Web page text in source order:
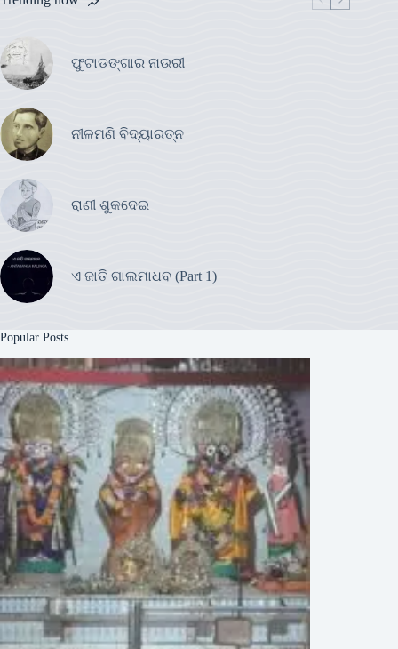
ଫୁଟାଡଙ୍ଗାର ନାଉରୀ
ନୀଳମଣି ବିଦ୍ୟାରତ୍ନ
ରାଣୀ ଶୁକଦେଇ
ଏ ଜାତି ଗାଲମାଧବ (Part 1)
Popular Posts